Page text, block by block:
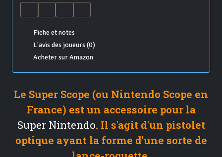
Fiche et notes
L'avis des joueurs (0)
Acheter sur Amazon
Le Super Scope (ou Nintendo Scope en
France) est un accessoire pour la
Super Nintendo. Il s'agit d'un pistolet
optique ayant la forme d'une sorte de